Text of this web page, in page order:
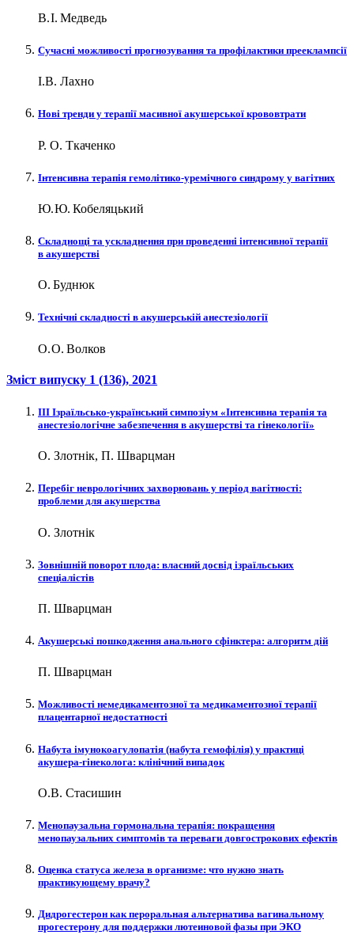
В. І. Медведь
Сучасні можливості прогнозування та профілактики прееклампсії
І.В. Лахно
Нові тренди у терапії масивної акушерської крововтрати
Р. О. Ткаченко
Інтенсивна терапія гемолітико-уремічного синдрому у вагітних
Ю. Ю. Кобеляцький
Складнощі та ускладнення при проведенні інтенсивної терапії
в акушерстві
О. Буднюк
Технічні складності в акушерській анестезіології
О. О. Волков
Зміст випуску 1 (136), 2021
ІІІ Ізраїльсько-український симпозіум «Інтенсивна терапія та
анестезіологічне забезпечення в акушерстві та гінекології»
О. Злотнік, П. Шварцман
Перебіг неврологічних захворювань у період вагітності:
проблеми для акушерства
О. Злотнік
Зовнішній поворот плода: власний досвід ізраїльських
спеціалістів
П. Шварцман
Акушерські пошкодження анального сфінктера: алгоритм дій
П. Шварцман
Можливості немедикаментозної та медикаментозної терапії
плацентарної недостатності
Набута імунокоагулопатія (набута гемофілія) у практиці
акушера-гінеколога: клінічний випадок
О.В. Стасишин
Менопаузальна гормональна терапія: покращення
менопаузальних симптомів та переваги довгострокових ефектів
Оценка статуса железа в организме: что нужно знать
практикующему врачу?
Дидрогестерон как пероральная альтернатива вагинальному
прогестерону для поддержки лютеиновой фазы при ЭКО